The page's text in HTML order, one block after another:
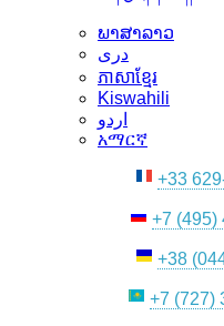
ພາສາລາວ
دری
ភាសាខ្មែរ
Kiswahili
اردو
አማርኛ
+33
+7 (495)
+38
+7 (727)